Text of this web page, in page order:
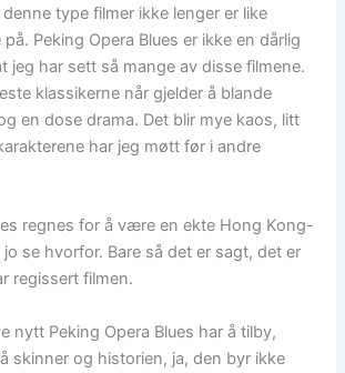
type filmer ikke lenger er like
Peking Opera Blues er ikke en dårlig
jeg har sett så mange av disse filmene.
klassikerne når gjelder å blande
en dose drama. Det blir mye kaos, litt
har jeg møtt før i andre
regnes for å være en ekte Hong Kong-
jo se hvorfor. Bare så det er sagt, det er
regissert filmen.
nytt Peking Opera Blues har å tilby,
skinner og historien, ja, den byr ikke